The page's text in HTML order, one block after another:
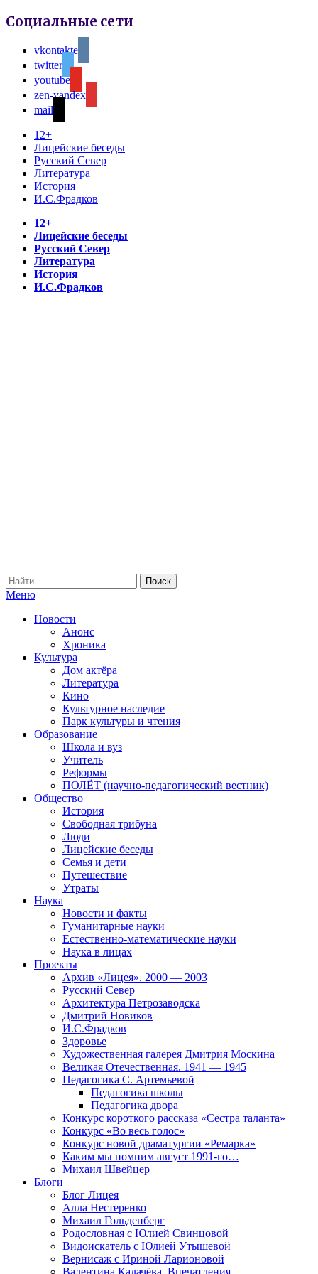
Социальные сети
vkontakte
twitter
youtube
zen-yandex
mail
12+
Лицейские беседы
Русский Север
Литература
История
И.С.Фрадков
12+
Лицейские беседы
Русский Север
Литература
История
И.С.Фрадков
Меню
Новости
Анонс
Хроника
Культура
Дом актёра
Литература
Кино
Культурное наследие
Парк культуры и чтения
Образование
Школа и вуз
Учитель
Реформы
ПОЛЁТ (научно-педагогический вестник)
Общество
История
Свободная трибуна
Люди
Лицейские беседы
Семья и дети
Путешествие
Утраты
Наука
Новости и факты
Гуманитарные науки
Естественно-математические науки
Наука в лицах
Проекты
Архив «Лицея». 2000 — 2003
Русский Север
Архитектура Петрозаводска
Дмитрий Новиков
И.С.Фрадков
Здоровье
Художественная галерея Дмитрия Москина
Великая Отечественная. 1941 — 1945
Педагогика С. Артемьевой
Педагогика школы
Педагогика двора
Конкурс короткого рассказа «Сестра таланта»
Конкурс «Во весь голос»
Конкурс новой драматургии «Ремарка»
Каким мы помним август 1991-го…
Михаил Швейцер
Блоги
Блог Лицея
Алла Нестеренко
Михаил Гольденберг
Родословная с Юлией Свинцовой
Видоискатель с Юлией Утышевой
Вернисаж с Ириной Ларионовой